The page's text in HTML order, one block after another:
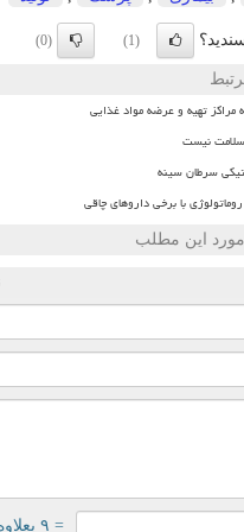
(1)
(0)
مراکز تهیه و عرضه مواد غذایی
سلامت نیست
سرطان سینه
با برخی داروهای چاقی
مورد این مطلب
= ۹ بعلاوه ۳